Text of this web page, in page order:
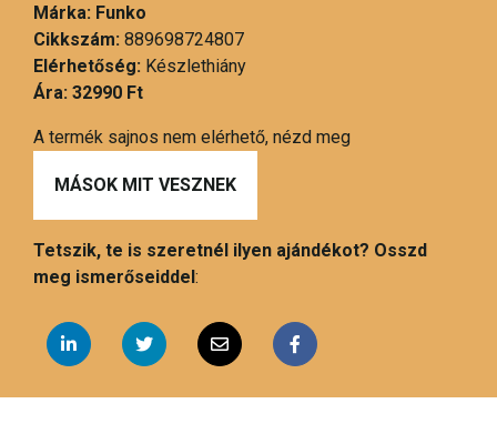
Márka: Funko
Cikkszám: 889698724807
Elérhetőség: Készlethiány
Ára: 32990 Ft
A termék sajnos nem elérhető, nézd meg
MÁSOK MIT VESZNEK
Tetszik, te is szeretnél ilyen ajándékot? Osszd
meg ismerőseiddel: